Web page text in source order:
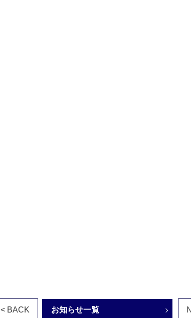
< BACK お知らせ一覧